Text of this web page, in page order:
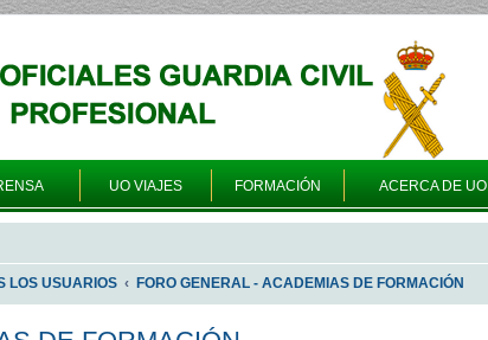
UO VIAJES FORMACIÓN ACERCA DE UO
LOS USUARIOS FORO GENERAL - ACADEMIAS DE FORMACIÓN